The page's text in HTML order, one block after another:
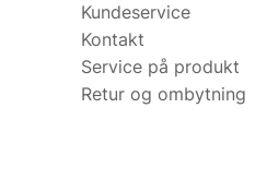
Kundeservice
Kontakt
Service på produkt
Retur og ombytning